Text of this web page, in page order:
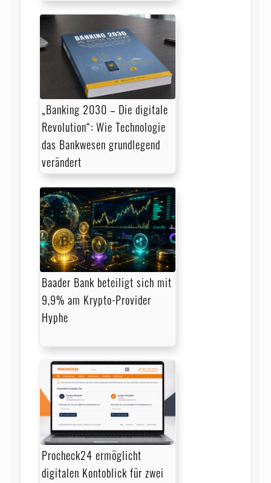
„Banking 2030 – Die digitale
Revolution“: Wie Technologie
das Bankwesen grundlegend
verändert
Baader Bank beteiligt sich mit
9,9% am Krypto-Provider
Hyphe
Procheck24 ermöglicht
digitalen Kontoblick für zwei